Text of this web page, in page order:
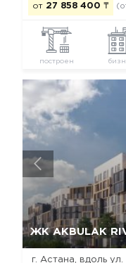
от 27 858 400 ₸
построен
ЖК AKBULAK
г. Астана, вдоль